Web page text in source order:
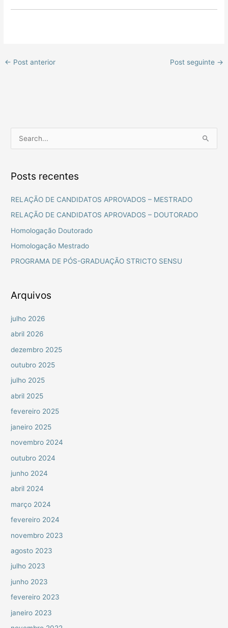
← Post anterior Post seguinte →
q
u
r
p
r
Posts recentes
RELAÇÃO DE CANDIDATOS APROVADOS – MESTRADO
RELAÇÃO DE CANDIDATOS APROVADOS – DOUTORADO
Homologação Doutorado
Homologação Mestrado
PROGRAMA DE PÓS-GRADUAÇÃO STRICTO SENSU
Arquivos
julho 2026
abril 2026
dezembro 2025
outubro 2025
julho 2025
abril 2025
fevereiro 2025
janeiro 2025
novembro 2024
outubro 2024
junho 2024
abril 2024
março 2024
fevereiro 2024
novembro 2023
agosto 2023
julho 2023
junho 2023
fevereiro 2023
janeiro 2023